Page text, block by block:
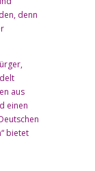
denn
aus
einen
bietet